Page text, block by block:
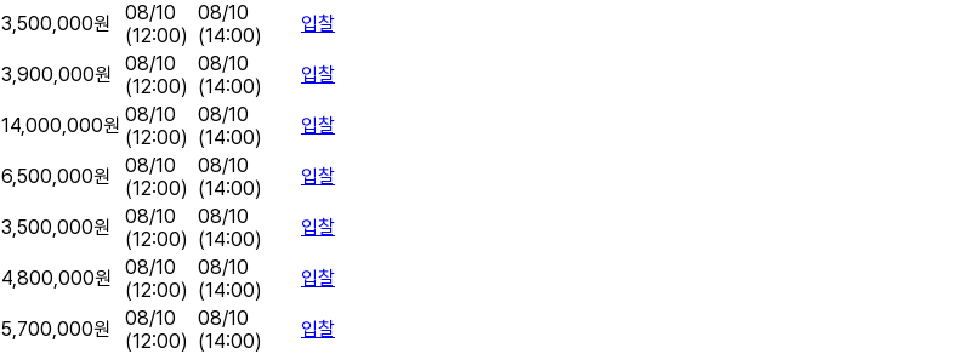
3,500,000원
08/10
(12:00)
08/10
(14:00)
입찰
3,900,000원
08/10
(12:00)
08/10
(14:00)
입찰
14,000,000원 08/10
(12:00)
08/10
(14:00)
입찰
6,500,000원
08/10
(12:00)
08/10
(14:00)
입찰
3,500,000원
08/10
(12:00)
08/10
(14:00)
입찰
4,800,000원
08/10
(12:00)
08/10
(14:00)
입찰
5,700,000원
08/10
(12:00)
08/10
(14:00)
입찰